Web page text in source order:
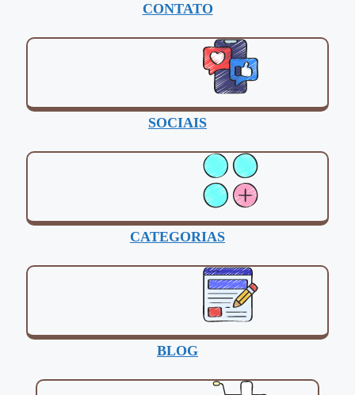
CONTATO
SOCIAIS
CATEGORIAS
BLOG